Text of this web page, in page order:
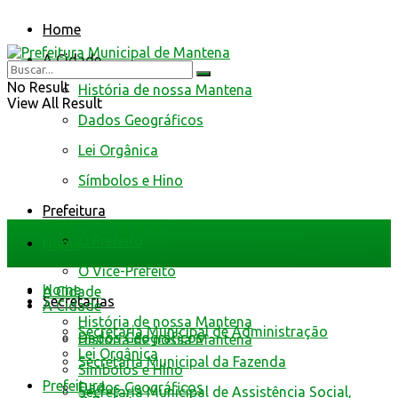
Home
A Cidade
História de nossa Mantena
Dados Geográficos
Lei Orgânica
Símbolos e Hino
Prefeitura
O Vice-Prefeito
Secretarias
Secretaria Municipal de Administração
Secretaria Municipal da Fazenda
Secretaria Municipal de Assistência Social,
No Result
View All Result
Home
A Cidade
História de nossa Mantena
Dados Geográficos
Home
A Cidade
História de nossa Mantena
Dados Geográficos
Lei Orgânica
Símbolos e Hino
Prefeitura